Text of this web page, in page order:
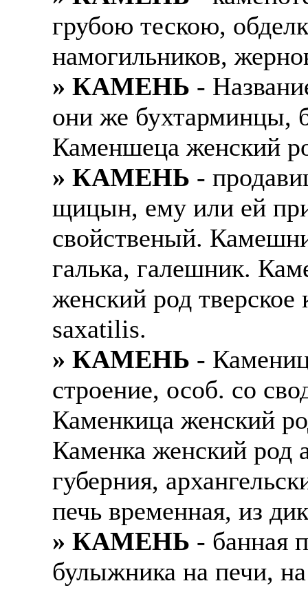
грубою тескою,
намогильников,
» КАМЕНЬ -
они же бухтарминцы,
Каменшеца женский
» КАМЕНЬ -
щицын, ему или ей
свойственый.
галька, галешник.
женский род тверское
saxatilis.
» КАМЕНЬ -
строение, особ. со
Каменкица женский
Каменка женский род
губерния,
печь временная, из
» КАМЕНЬ - банная
булыжника на печи,